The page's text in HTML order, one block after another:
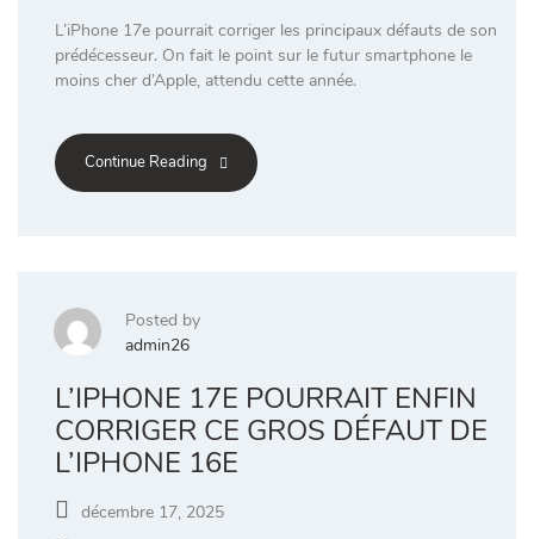
L’iPhone 17e pourrait corriger les principaux défauts de son
prédécesseur. On fait le point sur le futur smartphone le
moins cher d’Apple, attendu cette année.
Continue Reading
Posted by
admin26
L’IPHONE 17E POURRAIT ENFIN
CORRIGER CE GROS DÉFAUT DE
L’IPHONE 16E
décembre 17, 2025